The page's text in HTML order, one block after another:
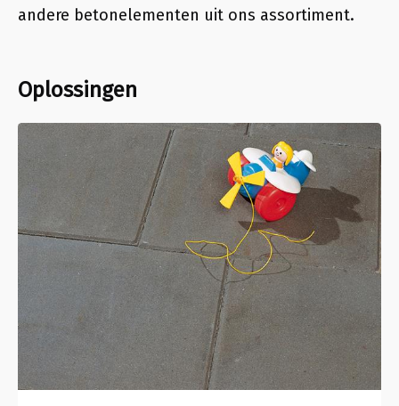
andere betonelementen uit ons assortiment.
Oplossingen